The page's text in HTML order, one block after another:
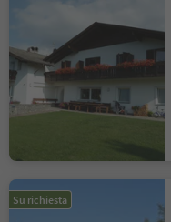
Su richiesta